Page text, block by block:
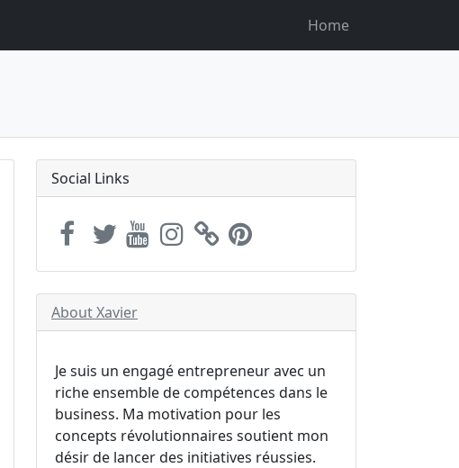
Home
Social Links
About Xavier
Je suis un engagé entrepreneur avec un
riche ensemble de compétences dans le
business. Ma motivation pour les
concepts révolutionnaires soutient mon
désir de lancer des initiatives réussies.